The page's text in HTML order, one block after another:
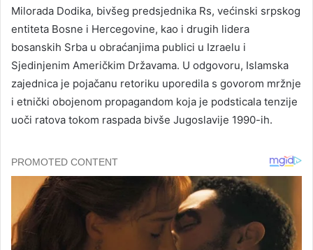
Milorada Dodika, bivšeg predsjednika Rs, većinski srpskog
entiteta Bosne i Hercegovine, kao i drugih lidera
bosanskih Srba u obraćanjima publici u Izraelu i
Sjedinjenim Američkim Državama. U odgovoru, Islamska
zajednica je pojačanu retoriku uporedila s govorom mržnje
i etnički obojenom propagandom koja je podsticala tenzije
uoči ratova tokom raspada bivše Jugoslavije 1990-ih.